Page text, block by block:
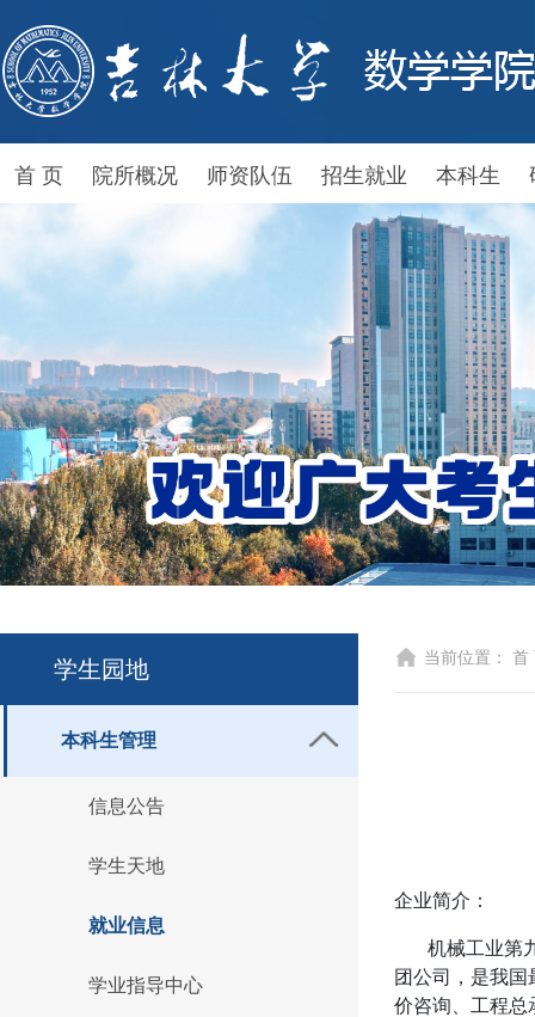
首 页 院所概况 师资队伍 招生就业 本科生
学生园地
本科生管理
信息公告
学生天地
就业信息
学业指导中心
当前位置： 首
企业简介：
机械工业第
团公司，是我
价咨询、工程总